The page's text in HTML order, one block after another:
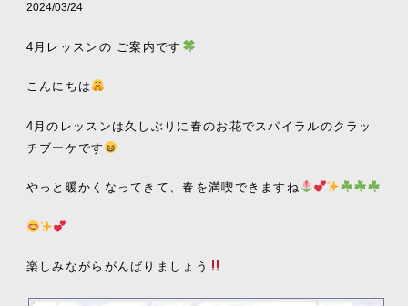
2024/03/24
4月レッスンの ご案内です
こんにちは
4月のレッスンは久しぶりに春のお花でスパイラルのクラッ
チブーケです
やっと暖かくなってきて、春を満喫できますね
楽しみながらがんばりましょう